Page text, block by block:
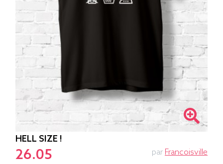
HELL SIZE !
26.05 par Francoisville